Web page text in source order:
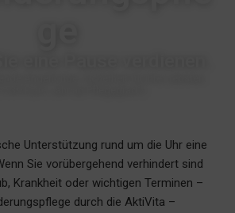
Unterstützung rund um die Uhr eine
Sie vorübergehend verhindert sind
Krankheit oder wichtigen Terminen –
durch die AktiVita –